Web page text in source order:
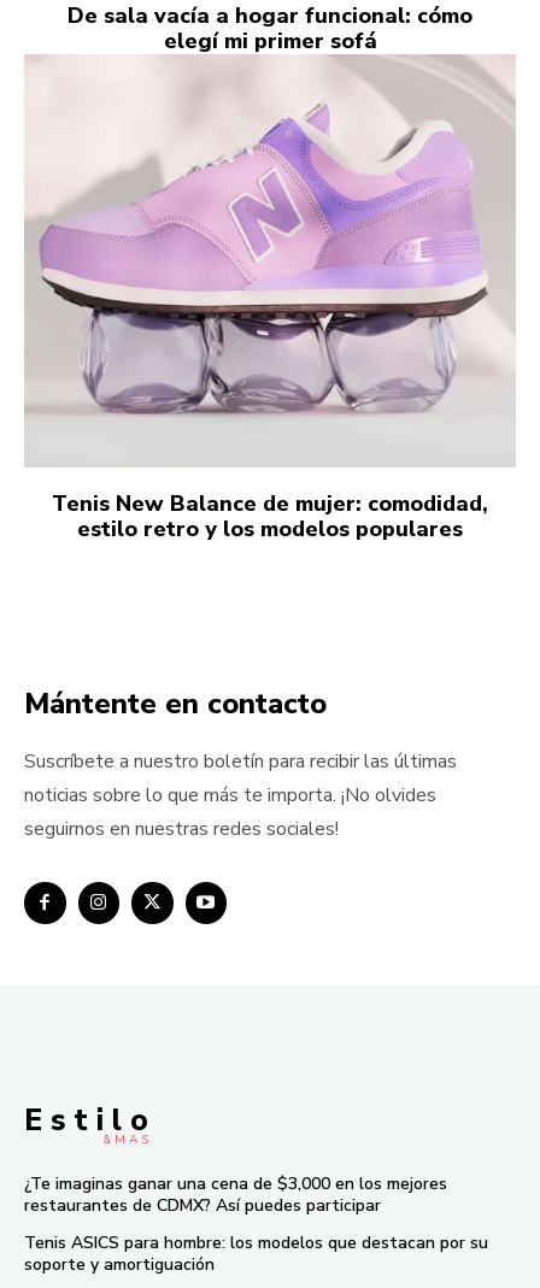
De sala vacía a hogar funcional: cómo
elegí mi primer sofá
Tenis New Balance de mujer: comodidad,
estilo retro y los modelos populares
Mántente en contacto
Suscríbete a nuestro boletín para recibir las últimas
noticias sobre lo que más te importa. ¡No olvides
seguirnos en nuestras redes sociales!
E s t i l o
& M À S
¿Te imaginas ganar una cena de $3,000 en los mejores
restaurantes de CDMX? Así puedes participar
Tenis ASICS para hombre: los modelos que destacan por su
soporte y amortiguación